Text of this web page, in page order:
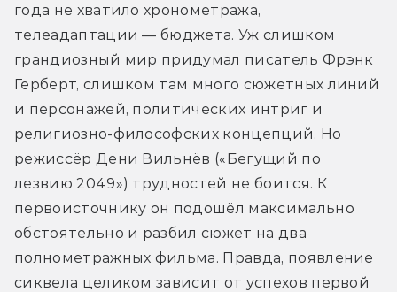
года не хватило хронометража,
телеадаптации — бюджета. Уж слишком
грандиозный мир придумал писатель Фрэнк
Герберт, слишком там много сюжетных линий
и персонажей, политических интриг и
религиозно-философских концепций. Но
режиссёр Дени Вильнёв («Бегущий по
лезвию 2049») трудностей не боится. К
первоисточнику он подошёл максимально
обстоятельно и разбил сюжет на два
полнометражных фильма. Правда, появление
сиквела целиком зависит от успехов первой